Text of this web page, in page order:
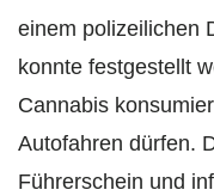
einem polizeilichen
konnte festgestellt
Cannabis
Autofahren dürfen.
Führerschein und